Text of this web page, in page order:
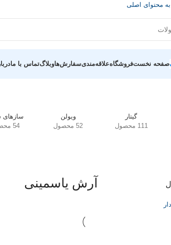
محتوای اصلی
صفحه نخستفروشگاهعلاقه‌مندیسفارش‌هاوبلاگتماس با ما
گیتار
111 محصول
ویولن
52 محصول
سازهای
54 محصول
آرش یاسمینی